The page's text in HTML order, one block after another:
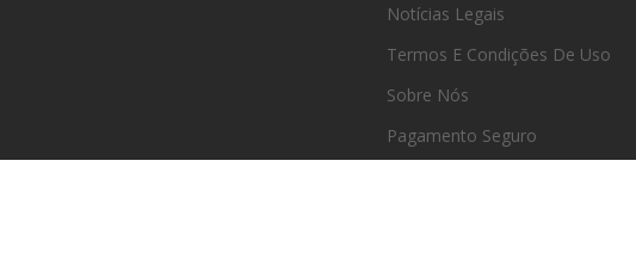
Notícias Legais
Termos E Condições De Uso
Sobre Nós
Pagamento Seguro